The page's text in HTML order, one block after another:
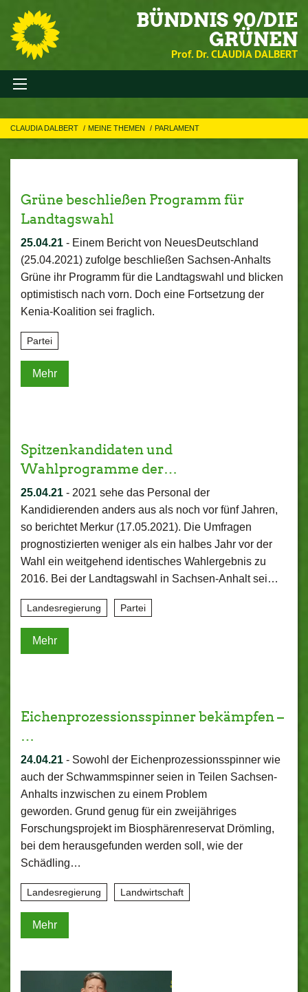
BÜNDNIS 90/DIE
GRÜNEN
Prof. Dr. CLAUDIA DALBERT
CLAUDIA DALBERT MEINE THEMEN PARLAMENT
Grüne beschließen Programm für
Landtagswahl
25.04.21 - Einem Bericht von NeuesDeutschland
(25.04.2021) zufolge beschließen Sachsen-Anhalts
Grüne ihr Programm für die Landtagswahl und blicken
optimistisch nach vorn. Doch eine Fortsetzung der
Kenia-Koalition sei fraglich.
Partei
Mehr
Spitzenkandidaten und
Wahlprogramme der…
25.04.21 - 2021 sehe das Personal der
Kandidierenden anders aus als noch vor fünf Jahren,
so berichtet Merkur (17.05.2021). Die Umfragen
prognostizierten weniger als ein halbes Jahr vor der
Wahl ein weitgehend identisches Wahlergebnis zu
2016. Bei der Landtagswahl in Sachsen-Anhalt sei…
Landesregierung Partei
Mehr
Eichenprozessionsspinner bekämpfen –
…
24.04.21 - Sowohl der Eichenprozessionsspinner wie
auch der Schwammspinner seien in Teilen Sachsen-
Anhalts inzwischen zu einem Problem
geworden. Grund genug für ein zweijähriges
Forschungsprojekt im Biosphärenreservat Drömling,
bei dem herausgefunden werden soll, wie der
Schädling…
Landesregierung Landwirtschaft
Mehr